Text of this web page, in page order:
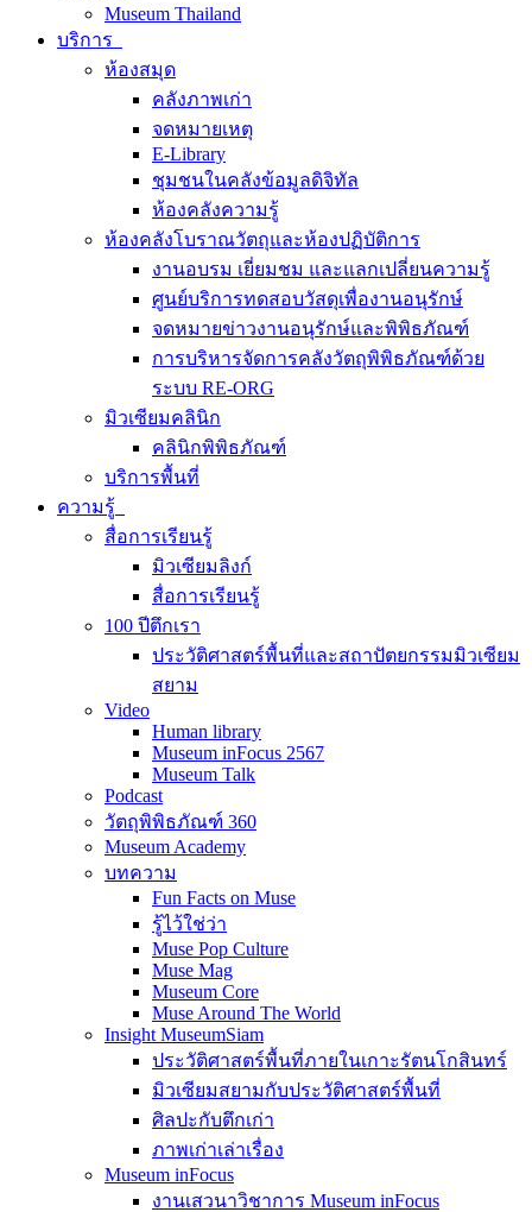
Museum Thailand
บริการ
ห้องสมุด
คลังภาพเก่า
จดหมายเหตุ
E-Library
ชุมชนในคลังข้อมูลดิจิทัล
ห้องคลังความรู้
ห้องคลังโบราณวัตถุและห้องปฏิบัติการ
งานอบรม เยี่ยมชม และแลกเปลี่ยนความรู้
ศูนย์บริการทดสอบวัสดุเพื่องานอนุรักษ์
จดหมายข่าวงานอนุรักษ์และพิพิธภัณฑ์
การบริหารจัดการคลังวัตถุพิพิธภัณฑ์ด้วย
ระบบ RE-ORG
มิวเซียมคลินิก
คลินิกพิพิธภัณฑ์
บริการพื้นที่
ความรู้
สื่อการเรียนรู้
มิวเซียมลิงก์
สื่อการเรียนรู้
100 ปีตึกเรา
ประวัติศาสตร์พื้นที่และสถาปัตยกรรมมิวเซียม
สยาม
Video
Human library
Museum inFocus 2567
Museum Talk
Podcast
วัตถุพิพิธภัณฑ์ 360
Museum Academy
บทความ
Fun Facts on Muse
รู้ไว้ใช่ว่า
Muse Pop Culture
Muse Mag
Museum Core
Muse Around The World
Insight MuseumSiam
ประวัติศาสตร์พื้นที่ภายในเกาะรัตนโกสินทร์
มิวเซียมสยามกับประวัติศาสตร์พื้นที่
ศิลปะกับตึกเก่า
ภาพเก่าเล่าเรื่อง
Museum inFocus
งานเสวนาวิชาการ Museum inFocus